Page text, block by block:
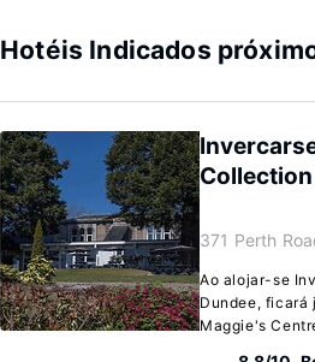
Hotéis Indicados
Collection
371 Perth
Ao alojar-se
Dundee, ficará
Maggie's